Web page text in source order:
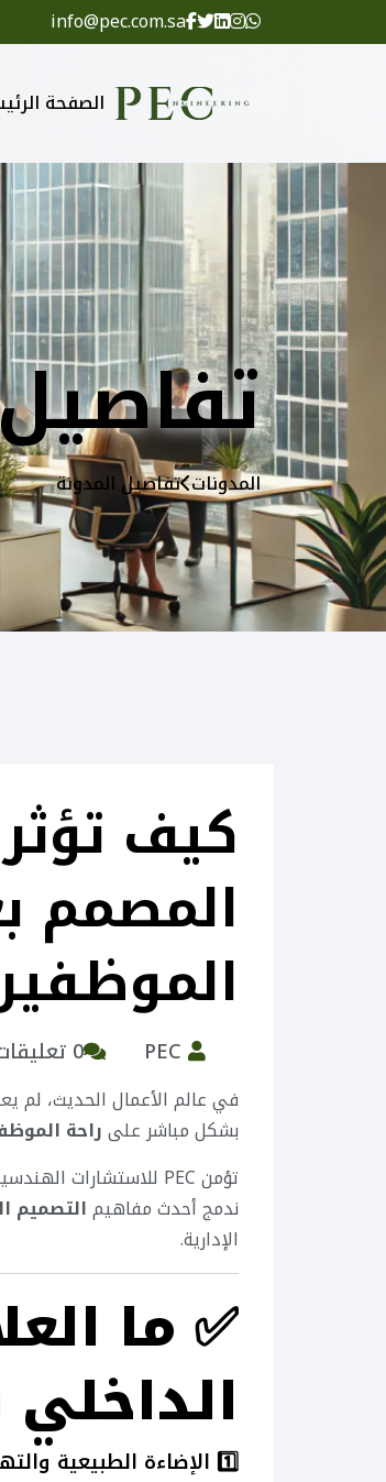
info@pec.com.sa
الصفحة
المدونات تفاصيل المدونة
كيف
المصمم
0 تعليقات
في عالم الأعمال الحديث، لم
بشكل مباشر علىراحة
تؤمن PEC للاستشارات الهندسية أن
ندمج أحدث مفاهيمالتصميم
الإدارية.
✅ ما
الداخلي
1️⃣ الإضاءة الطبيعية والتهوية